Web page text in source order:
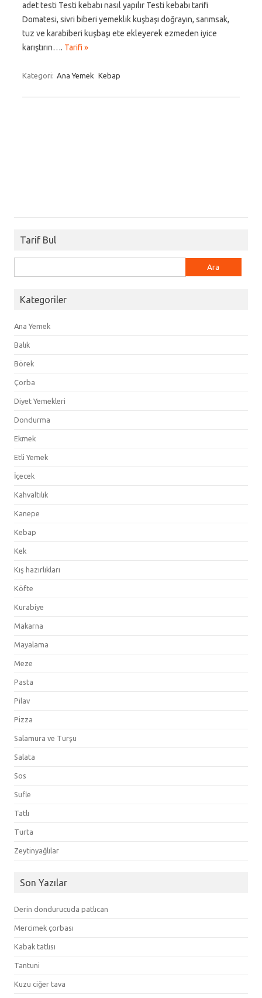
adet testi Testi kebabı nasıl yapılır Testi kebabı tarifi
Domatesi, sivri biberi yemeklik kuşbaşı doğrayın, sarımsak,
tuz ve karabiberi kuşbaşı ete ekleyerek ezmeden iyice
karıştırın…. Tarifi »
Kategori: Ana Yemek Kebap
Tarif Bul
Kategoriler
Ana Yemek
Balık
Börek
Çorba
Diyet Yemekleri
Dondurma
Ekmek
Etli Yemek
İçecek
Kahvaltılık
Kanepe
Kebap
Kek
Kış hazırlıkları
Köfte
Kurabiye
Makarna
Mayalama
Meze
Pasta
Pilav
Pizza
Salamura ve Turşu
Salata
Sos
Sufle
Tatlı
Turta
Zeytinyağlılar
Son Yazılar
Derin dondurucuda patlıcan
Mercimek çorbası
Kabak tatlısı
Tantuni
Kuzu ciğer tava